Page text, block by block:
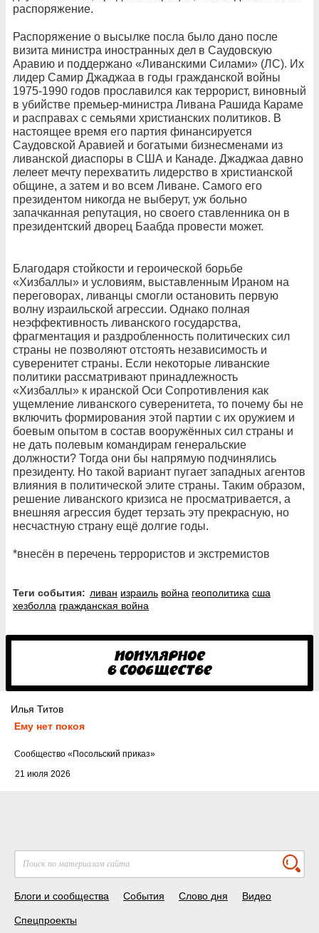
распоряжение.
Распоряжение о высылке посла было дано после
визита министра иностранных дел в Саудовскую
Аравию и поддержано «Ливанскими Силами» (ЛС). Их
лидер Самир Джаджаа в годы гражданской войны
1975-1990 годов прославился как террорист, виновный
в убийстве премьер-министра Ливана Рашида Караме
и расправах с семьями христианских политиков. В
настоящее время его партия финансируется
Саудовской Аравией и богатыми бизнесменами из
ливанской диаспоры в США и Канаде. Джаджаа давно
лелеет мечту перехватить лидерство в христианской
общине, а затем и во всем Ливане. Самого его
президентом никогда не выберут, уж больно
запачканная репутация, но своего ставленника он в
президентский дворец Баабда провести может.
Благодаря стойкости и героической борьбе
«Хизбаллы» и условиям, выставленным Ираном на
переговорах, ливанцы смогли остановить первую
волну израильской агрессии. Однако полная
неэффективность ливанского государства,
фрагментация и раздробленность политических сил
страны не позволяют отстоять независимость и
суверенитет страны. Если некоторые ливанские
политики рассматривают принадлежность
«Хизбаллы» к иранской Оси Сопротивления как
ущемление ливанского суверенитета, то почему бы не
включить формирования этой партии с их оружием и
боевым опытом в состав вооружённых сил страны и
не дать полевым командирам генеральские
должности? Тогда они бы напрямую подчинялись
президенту. Но такой вариант пугает западных агентов
влияния в политической элите страны. Таким образом,
решение ливанского кризиса не просматривается, а
внешняя агрессия будет терзать эту прекрасную, но
несчастную страну ещё долгие годы.
*внесён в перечень террористов и экстремистов
Теги события: ливан израиль война геополитика сша
хезболла гражданская война
Илья Титов
Ему нет покоя
21 июля 2026
Cообщество «Посольский приказ»
Блоги и сообщества События Слово дня Видео
Спецпроекты